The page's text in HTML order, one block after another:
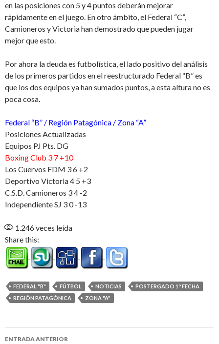
en las posiciones con 5 y 4 puntos deberán mejorar
rápidamente en el juego. En otro ámbito, el Federal “C”,
Camioneros y Victoria han demostrado que pueden jugar
mejor que esto.
Por ahora la deuda es futbolística, el lado positivo del análisis
de los primeros partidos en el reestructurado Federal “B” es
que los dos equipos ya han sumados puntos, a esta altura no es
poca cosa.
Federal “B” / Región Patagónica / Zona “A”
Posiciones Actualizadas
Equipos PJ Pts. DG
Boxing Club 3 7 +10
Los Cuervos FDM 3 6 +2
Deportivo Victoria 4 5 +3
C.S.D. Camioneros 3 4 -2
Independiente SJ 3 0 -13
1.246veces leída
Share this:
FEDERAL "B" FÚTBOL NOTICIAS
POSTERGADO 1º FECHA
REGIÓN PATAGÓNICA
ZONA "A"
Navegación
ENTRADA ANTERIOR